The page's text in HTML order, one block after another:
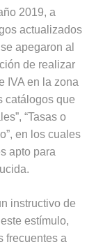
2019, a
actualizados
apegaron al
de realizar
IVA en la zona
catálogos que
“Tasas o
en los cuales
apto para
instructivo de
estímulo,
frecuentes a